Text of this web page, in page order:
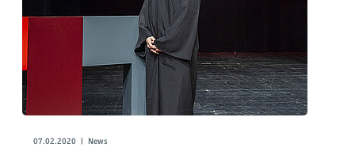
07.02.2020 | News